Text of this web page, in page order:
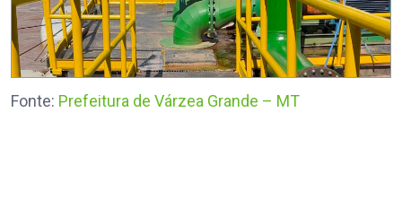
Fonte: Prefeitura de Várzea Grande – MT